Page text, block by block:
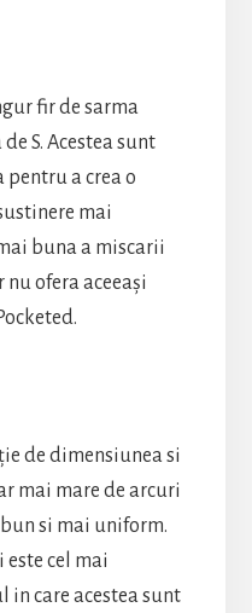
fir de sarma
S. Acestea sunt
pentru a crea o
mai
buna a miscarii
ofera aceeași
de dimensiunea si
mai mare de arcuri
si mai uniform.
este cel mai
in care acestea sunt